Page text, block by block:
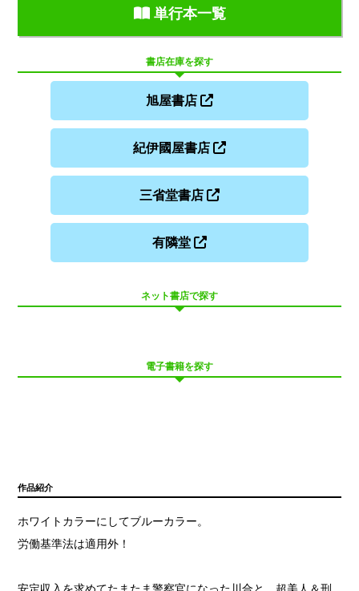
単行本一覧
書店在庫を探す
旭屋書店
紀伊國屋書店
三省堂書店
有隣堂
ネット書店で探す
電子書籍を探す
作品紹介
ホワイトカラーにしてブルーカラー。
労働基準法は適用外！